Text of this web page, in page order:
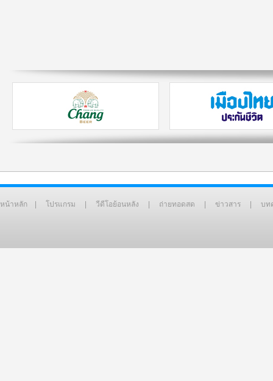
หน้าหลัก โปรแกรม วีดีโอย้อนหลัง ถ่ายทอดสด ข่าวสาร บท